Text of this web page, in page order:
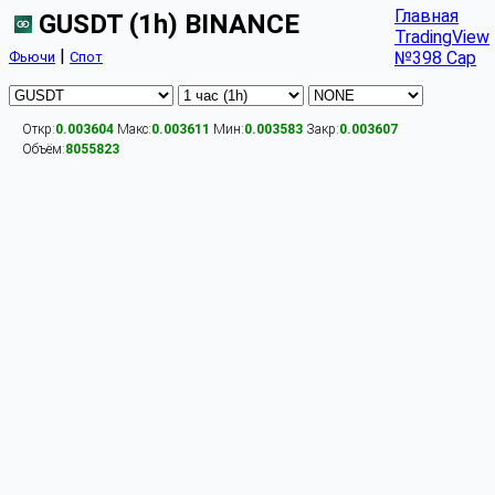
GUSDT (1h) BINANCE
Фьючи | Спот
Главная
TradingView
№398 Cap
Откр:0.003604 Макс:0.003611 Мин:0.003583 Закр:0.003607
Объём:8055823